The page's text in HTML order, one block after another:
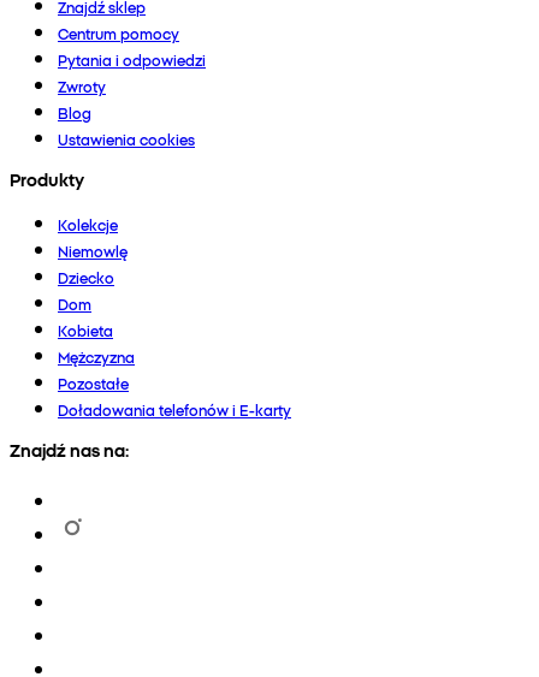
Znajdź sklep
Centrum pomocy
Pytania i odpowiedzi
Zwroty
Blog
Ustawienia cookies
Produkty
Kolekcje
Niemowlę
Dziecko
Dom
Kobieta
Mężczyzna
Pozostałe
Doładowania telefonów i E-karty
Znajdź nas na: